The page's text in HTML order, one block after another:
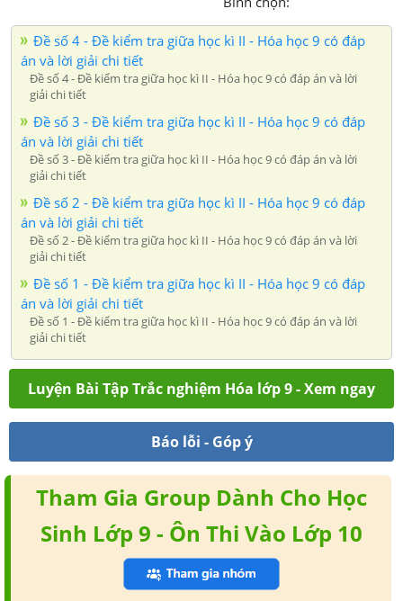
Đề số 4 - Đề kiểm tra giữa học kì II - Hóa học 9 có đáp
án và lời giải chi tiết
Đề số 4 - Đề kiểm tra giữa học kì II - Hóa học 9 có đáp án và lời
giải chi tiết
Đề số 3 - Đề kiểm tra giữa học kì II - Hóa học 9 có đáp
án và lời giải chi tiết
Đề số 3 - Đề kiểm tra giữa học kì II - Hóa học 9 có đáp án và lời
giải chi tiết
Đề số 2 - Đề kiểm tra giữa học kì II - Hóa học 9 có đáp
án và lời giải chi tiết
Đề số 2 - Đề kiểm tra giữa học kì II - Hóa học 9 có đáp án và lời
giải chi tiết
Đề số 1 - Đề kiểm tra giữa học kì II - Hóa học 9 có đáp
án và lời giải chi tiết
Đề số 1 - Đề kiểm tra giữa học kì II - Hóa học 9 có đáp án và lời
giải chi tiết
Luyện Bài Tập Trắc nghiệm Hóa lớp 9 - Xem ngay
Báo lỗi - Góp ý
Tham Gia Group Dành Cho Học
Sinh Lớp 9 - Ôn Thi Vào Lớp 10